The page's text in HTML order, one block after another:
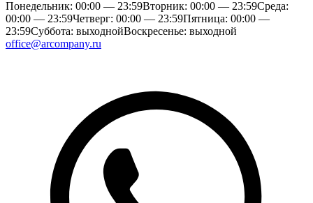
Понедельник: 00:00 — 23:59Вторник: 00:00 — 23:59Среда:
00:00 — 23:59Четверг: 00:00 — 23:59Пятница: 00:00 —
23:59Суббота: выходнойВоскресенье: выходной
office@arcompany.ru